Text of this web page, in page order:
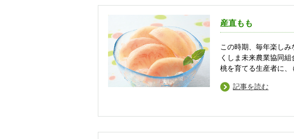
産直もも
この時期、毎年楽し
くしま未来農業協同
桃を育てる生産者に、
記事を読む